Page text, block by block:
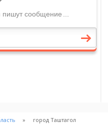
город Таштагол